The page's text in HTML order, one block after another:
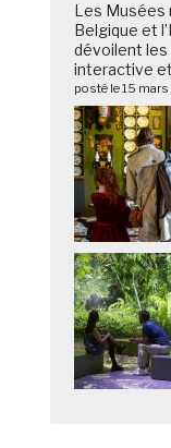
Les Musées
Belgique et
dévoilent les
interactive
posté le 15